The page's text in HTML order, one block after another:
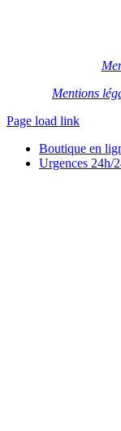
Mentions
Page load link
Boutique en
Urgences 24h/